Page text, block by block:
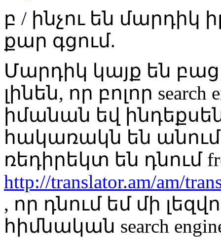
բ / ինչու են մարդիկ
քար գցում.
Մարդիկ կայք են
լինեն, որ բոլոր
իմանան եվ
հակառակն են
ռեդիրեկտ են դնում
http://translator.am/am/
, որ դնում եմ մի
հիմնական search